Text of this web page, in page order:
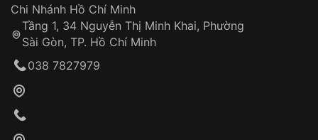
Khách hàng kiểm tra và thanh toán trực tiếp
Đồng hành cùng khách hàng trong suốt quá
trình sử dụng
Chi Nhánh Hồ Chí Minh
Tầng 1, 34 Nguyễn Thị Minh Khai, Phường
Sài Gòn, TP. Hồ Chí Minh
038 7827979